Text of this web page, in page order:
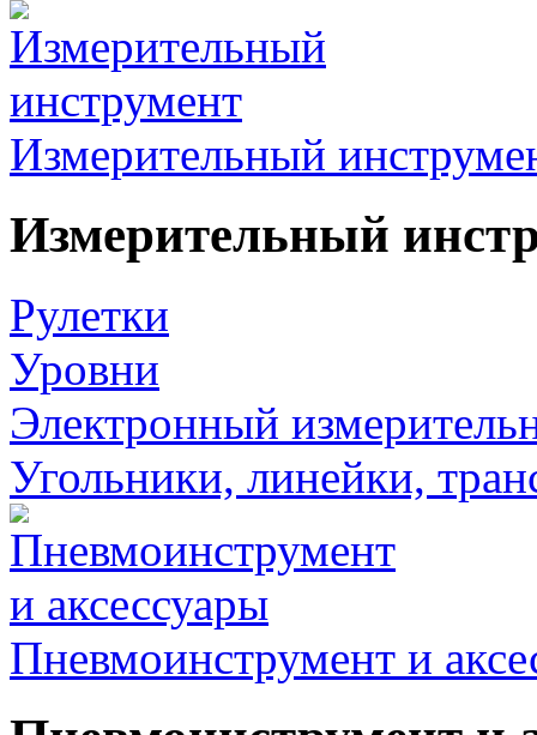
Измерительный
Измерительный
Рулетки
Уровни
Электронный
Угольники, линейки,
Пневмоинструмент и